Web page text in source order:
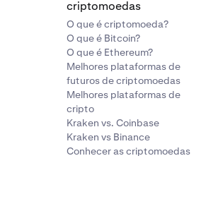
criptomoedas
O que é criptomoeda?
O que é Bitcoin?
O que é Ethereum?
Melhores plataformas de
futuros de criptomoedas
Melhores plataformas de
cripto
Kraken vs. Coinbase
Kraken vs Binance
Conhecer as criptomoedas